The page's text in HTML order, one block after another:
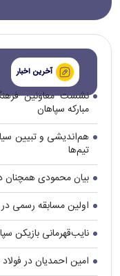
آخرین اخبار
نشست معاونین
مبارکه سپاهان
هم‌اندیشی و تبیین
تیم‌ها
بیان محمودی همچنان
اولین مسابقه رسمی
نایب‌قهرمانی بازیکن
امین احمدیان در